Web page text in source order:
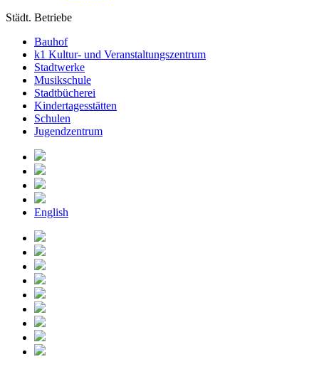
Städt. Betriebe
Bauhof
k1 Kultur- und Veranstaltungszentrum
Stadtwerke
Musikschule
Stadtbücherei
Kindertagesstätten
Schulen
Jugendzentrum
English